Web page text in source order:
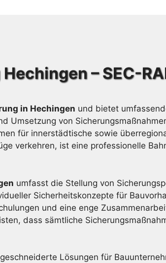
– SEC-
in Hechingen und bietet
Umsetzung von
für innerstädtische sowie
verkehren, ist eine professionelle
umfasst die Stellung von
Sicherheitskonzepte für
und eine enge
dass sämtliche
Lösungen für